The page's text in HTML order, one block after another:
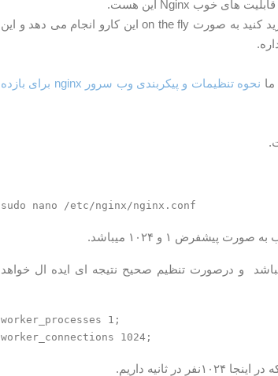
در زمانی که شما می خواهید به نسخه جدید تر Nginx خودتون رو اپگرید کنید به صورت on the fly این کارو انجام می دهد و این
نحوه تنظیمات و پیکربندی وب سرور nginx برای بازده
۱ و ۱۰۲۴ میباشد.
و درصورت تنظیم صحیح نتیجه ای ایده ال خواهد
worker_processes 1;